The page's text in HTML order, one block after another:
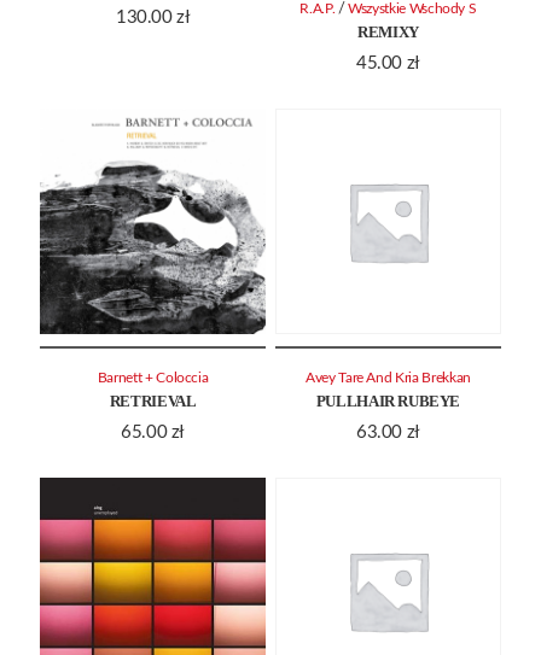
130.00 zł
REMIXY
45.00 zł
R.A.P. /Wszystkie Wschody S
RETRIEVAL
65.00 zł
Barnett + Coloccia
PULLHAIR RUBEYE
63.00 zł
Avey Tare And Kria Brekkan